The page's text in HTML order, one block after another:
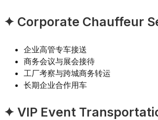
✦ Corporate Chauffeur
企业高管专车接送
商务会议与展会接待
工厂考察与跨城商务转运
长期企业合作用车
✦ VIP Event